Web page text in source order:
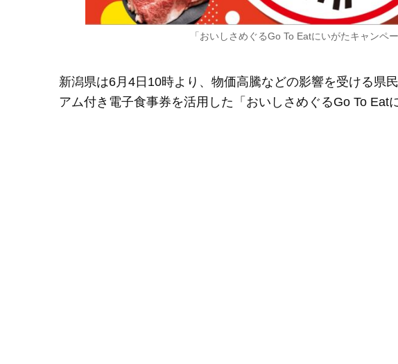
「おいしさめぐるGo To Eatにいがたキャンペ
新潟県は6月4日10時より、物価高騰などの影響を受ける県
アム付き電子食事券を活用した「おいしさめぐるGo To Eat